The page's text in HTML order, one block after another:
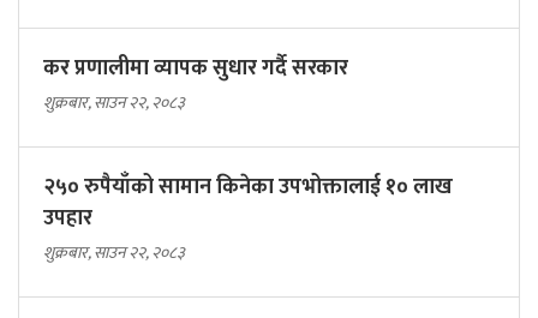
कर प्रणालीमा व्यापक सुधार गर्दै सरकार
शुक्रबार, साउन २२, २०८३
२५० रुपैयाँको सामान किनेका उपभोक्तालाई १० लाख
उपहार
शुक्रबार, साउन २२, २०८३